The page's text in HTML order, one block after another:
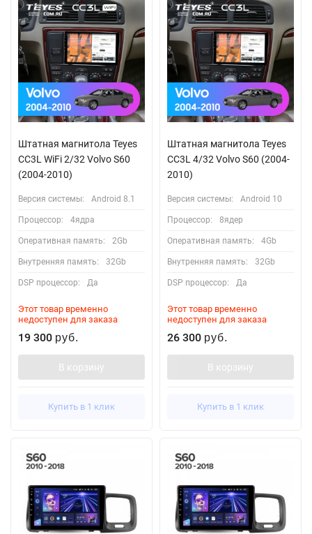
Штатная магнитола Teyes
CC3L WiFi 2/32 Volvo S60
(2004-2010)
Версия системы: Android 8.1
Процессор: 4ядра
Оперативная память: 2Gb
Внутренняя память: 32Gb
DSP процессор: Да
Этот товар временно
недоступен для заказа
19 300 руб.
В корзину
Купить в 1 клик
Штатная магнитола Teyes
CC3L 4/32 Volvo S60 (2004-
2010)
Версия системы: Android 10
Процессор: 8ядер
Оперативная память: 4Gb
Внутренняя память: 32Gb
DSP процессор: Да
Этот товар временно
недоступен для заказа
26 300 руб.
В корзину
Купить в 1 клик